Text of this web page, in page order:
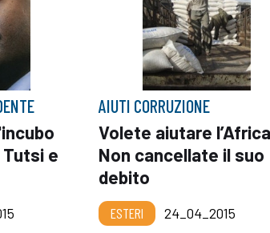
e
AIUTI CORRUZIONE
Volete aiutare
Non cancellate il suo
debito
ESTERI 24_04_2015